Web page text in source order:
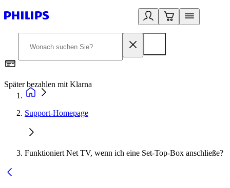
Später bezahlen mit Klarna
Support-Homepage
Funktioniert Net TV, wenn ich eine Set-Top-Box anschließe?